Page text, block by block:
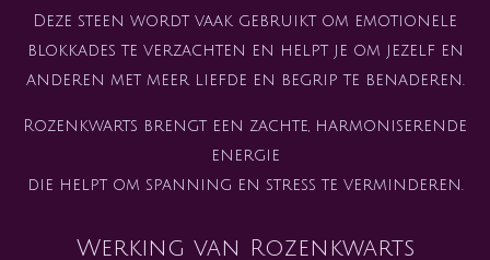
Deze steen wordt vaak gebruikt om emotionele
blokkades te verzachten en helpt je om jezelf en
anderen met meer liefde en begrip te benaderen.
Rozenkwarts brengt een zachte, harmoniserende
energie
die helpt om spanning en stress te verminderen.
Werking van Rozenkwarts